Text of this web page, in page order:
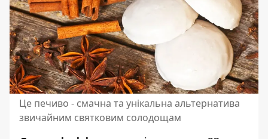
Це печиво - смачна та унікальна альтернатива
звичайним святковим солодощам